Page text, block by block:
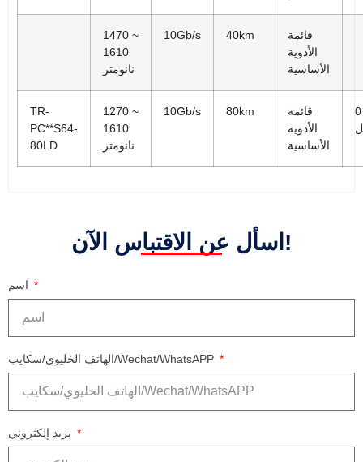
1470 ~
1610
نانومتر
10Gb/s 40km
قائمة
الأدوية
الأساسية
TR-
PC**S64-
80LD
1270 ~
1610
نانومتر
10Gb/s 80km
قائمة
الأدوية
الأساسية
اسأل عن الاقتباس الآن!
الهاتف الخليوي/سكايب/Wechat/WhatsAPP